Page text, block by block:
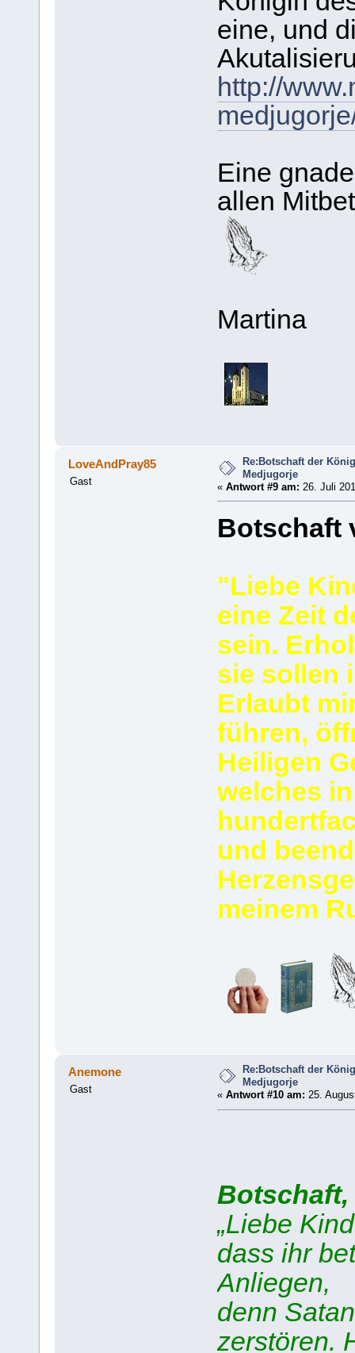
eine, und
http://
Eine
allen
Martina
LoveAndPray85
Gast
Re:Botschaft der
Medjugorje
« Antwort #9 am: 26. Juli
Botschaft
"Liebe
eine Zeit
sein.
sie sollen
Erlaubt
führen,
Heiligen
welches
und
meinem
Anemone
Gast
Re:Botschaft der
Medjugorje
« Antwort #10 am: 25.
Botschaft,
„Liebe
dass ihr
Anliegen,
denn
zerstören.